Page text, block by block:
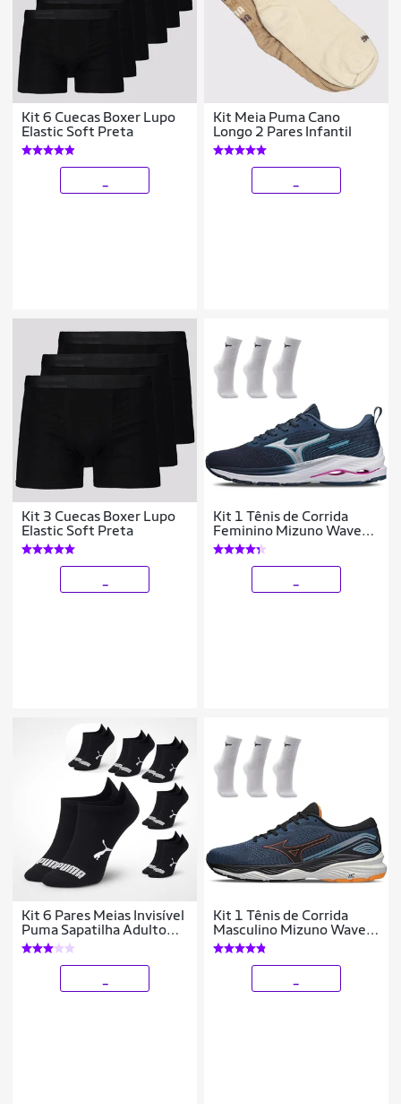
Kit 6 Cuecas Boxer Lupo
Elastic Soft Preta
Kit Meia Puma Cano
Longo 2 Pares Infantil
Kit 3 Cuecas Boxer Lupo
Elastic Soft Preta
Kit 1 Tênis de Corrida
Feminino Mizuno Wave
Vitality 5 e 3 Pares de
Meia Cano Médio
Kit 6 Pares Meias Invisível
Puma Sapatilha Adulto
Original
Kit 1 Tênis de Corrida
Masculino Mizuno Wave
Falcon 5 e 3 Pares de
Meia Cano Médio